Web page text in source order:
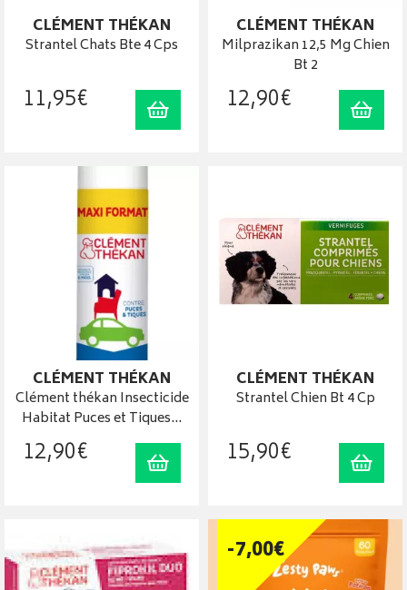
CLÉMENT THÉKAN
Strantel Chats Bte 4 Cps
11,95€ Ajouter au panier
CLÉMENT THÉKAN
Milprazikan 12,5 Mg Chien
Bt 2
12,90€
CLÉMENT THÉKAN
Clément thékan Insecticide
Habitat Puces et Tiques…
12,90€ Ajouter au panier
CLÉMENT THÉKAN
Strantel Chien Bt 4 Cp
15,90€
-7,00€